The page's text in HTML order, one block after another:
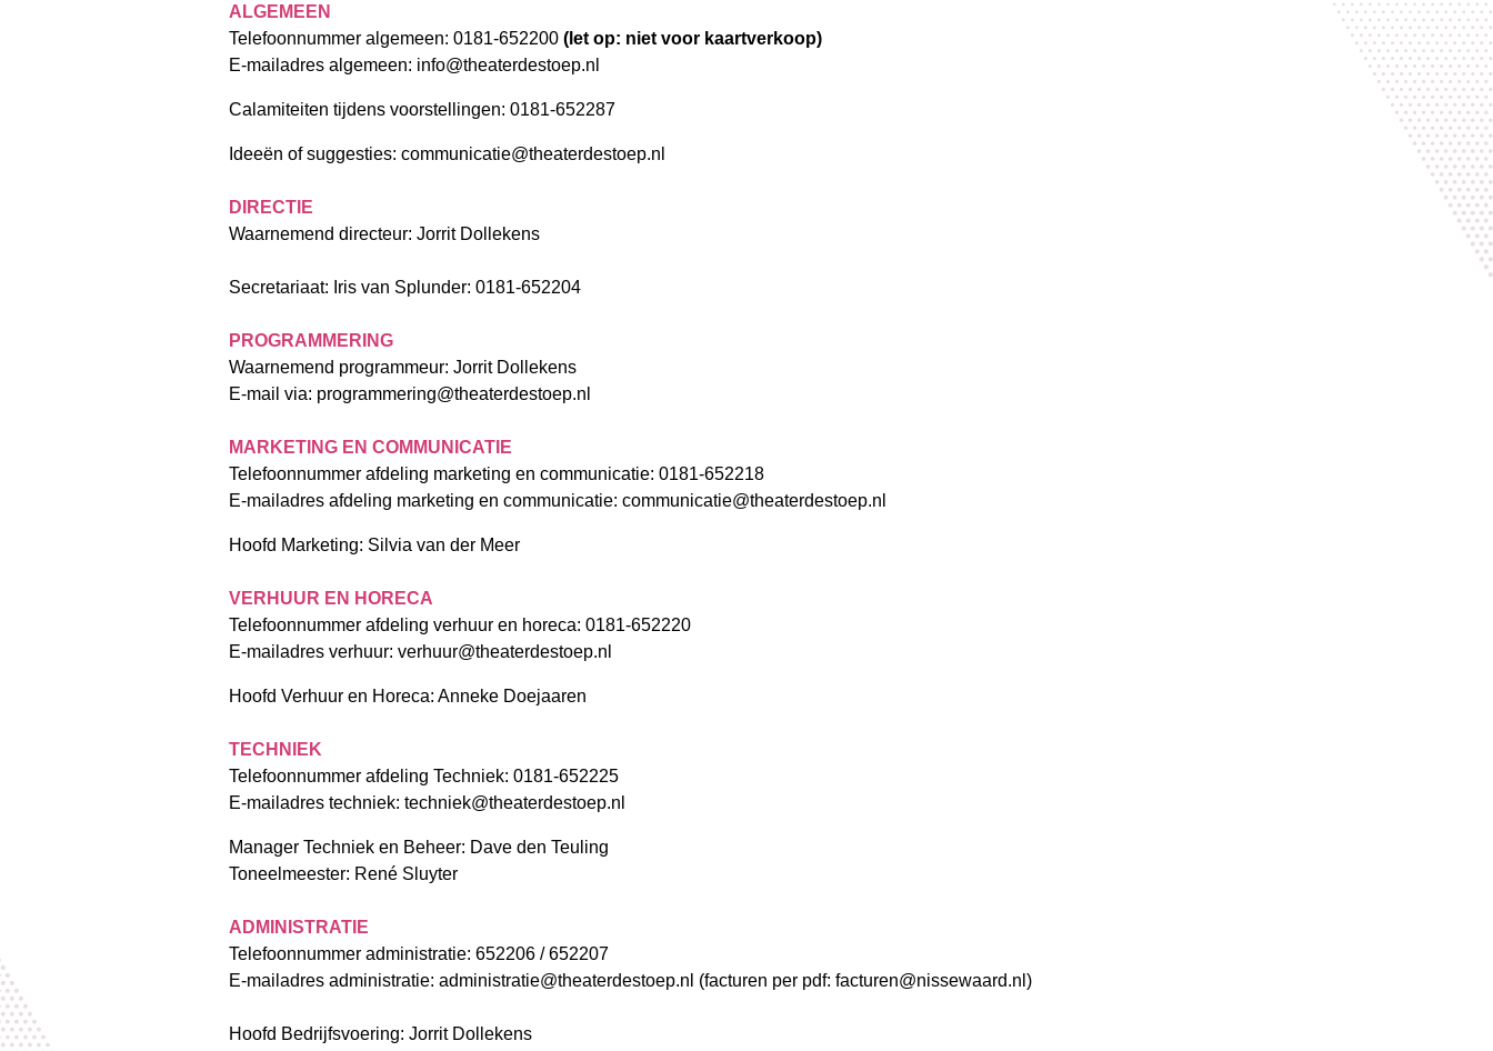
ALGEMEEN
Telefoonnummer algemeen: 0181-652200(let op: niet voor kaartverkoop)
E-mailadres algemeen: info@theaterdestoep.nl
Calamiteiten tijdens voorstellingen: 0181-652287
Ideeën of suggesties:communicatie@theaterdestoep.nl
DIRECTIE
Waarnemend directeur: Jorrit Dollekens
Secretariaat: Iris van Splunder: 0181-652204
PROGRAMMERING
Waarnemend programmeur: Jorrit Dollekens
E-mail via: programmering@theaterdestoep.nl
MARKETING EN COMMUNICATIE
Telefoonnummer afdeling marketing en communicatie: 0181-652218
E-mailadres afdeling marketing en communicatie:communicatie@theaterdestoep.nl
Hoofd Marketing: Silvia van der Meer
VERHUUR EN HORECA
Telefoonnummer afdeling verhuur en horeca: 0181-652220
E-mailadres verhuur:verhuur@theaterdestoep.nl
Hoofd Verhuur en Horeca: Anneke Doejaaren
TECHNIEK
Telefoonnummer afdeling Techniek: 0181-652225
E-mailadres techniek:techniek@theaterdestoep.nl
Manager Techniek en Beheer: Dave den Teuling
Toneelmeester: René Sluyter
ADMINISTRATIE
Telefoonnummer administratie: 652206 / 652207
E-mailadres administratie:administratie@theaterdestoep.nl (facturen per pdf:facturen@nissewaard.nl)
Hoofd Bedrijfsvoering: Jorrit Dollekens